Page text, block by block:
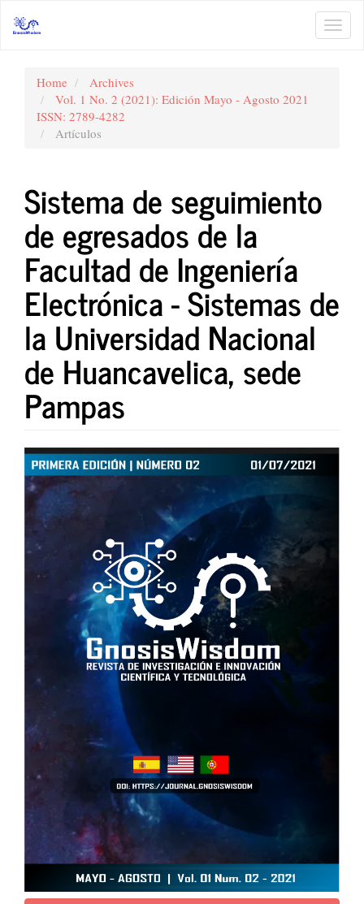
Navigation
Sidebar
Home
Archives
Vol. 1 No. 2 (2021): Edición Mayo - Agosto 2021
ISSN: 2789-4282
Artículos
Sistema de seguimiento
de egresados de la
Facultad de Ingeniería
Electrónica - Sistemas de
la Universidad Nacional
de Huancavelica, sede
Pampas
Article
Sidebar